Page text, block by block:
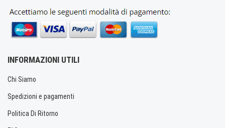
INFORMAZIONI UTILI
Chi Siamo
Spedizioni e pagamenti
Politica Di Ritorno